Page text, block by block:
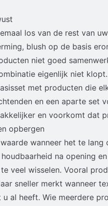
los van de rest van
blush op de basis
niet goed
eigenlijk niet klopt.
met producten die
en een aparte set
en voorkomt dat
opbergen
wanneer het te
na opening
veel wisselen. Vooral
sneller merkt wanneer
al heeft. Wie meerdere